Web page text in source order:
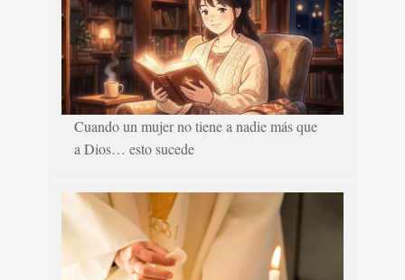
Cuando un mujer no tiene a nadie más que
a Dios… esto sucede